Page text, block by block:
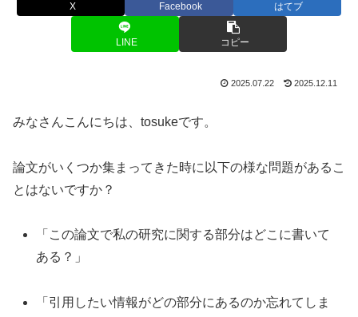
X Facebook はてブ
LINE コピー
2025.07.22 2025.12.11
みなさんこんにちは、tosukeです。
論文がいくつか集まってきた時に以下の様な問題があるこ
とはないですか？
「この論文で私の研究に関する部分はどこに書いて
ある？」
「引用したい情報がどの部分にあるのか忘れてしま